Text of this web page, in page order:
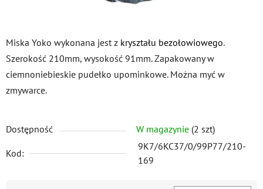
Miska Yoko wykonana jest z kryształu bezołowiowego.
Szerokość 210mm, wysokość 91mm. Zapakowany w
ciemnoniebieskie pudełko upominkowe. Można myć w
zmywarce.
Dostępność W magazynie (2 szt)
Kod:
9K7/6KC37/0/99P77/210-
169